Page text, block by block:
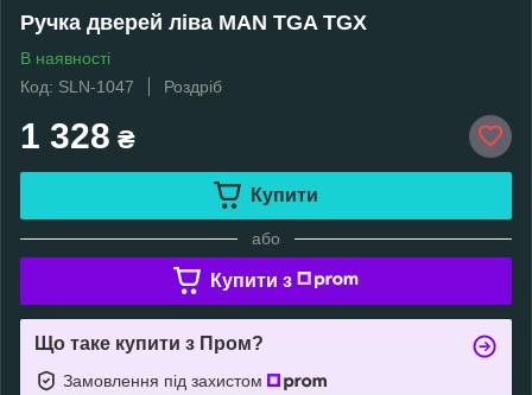
Ручка дверей ліва MAN TGA TGX
В наявності
Код: SLN-1047
Роздріб
1 328 ₴
Купити
або
Купити з
Що таке купити з Пром?
Замовлення під захистом